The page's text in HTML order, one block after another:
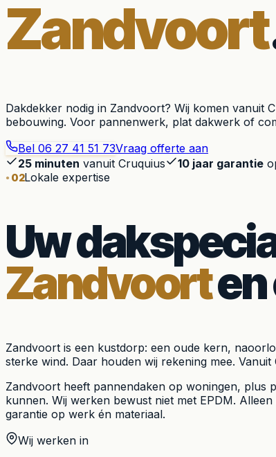
Zandvoort
Dakdekker nodig in Zandvoort? Wij komen vanuit
bebouwing. Voor pannenwerk, plat dakwerk of
Bel 06 27 41 51 73Vraag offerte aan
25 minuten vanuit Cruquius 10 jaar garantie
02Lokale expertise
Uw
Zandvoorten
Zandvoort is een kustdorp: een oude kern,
sterke wind. Daar houden wij rekening mee.
Zandvoort heeft pannendaken op woningen, plus
kunnen. Wij werken bewust niet met EPDM.
garantie op werk én materiaal.
Wij werken in